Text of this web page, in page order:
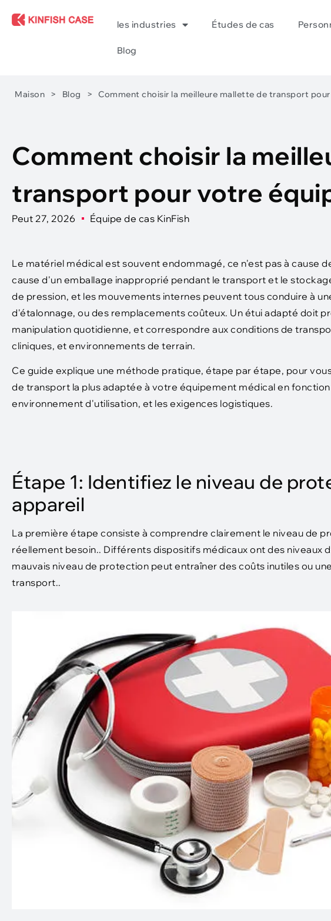
les industries Études de cas
Blog
Maison > Blog > Comment choisir la meilleure mallette de transport
Comment choisir la
transport pour votre
Peut 27, 2026 Équipe de cas KinFish
Le matériel médical est souvent endommagé, ce n'est pas à cause
cause d'un emballage inapproprié pendant le transport et le
de pression, et les mouvements internes peuvent tous conduire à
d'étalonnage, ou des remplacements coûteux. Un étui adapté doit
manipulation quotidienne, et correspondre aux conditions de
cliniques, et environnements de terrain.
Ce guide explique une méthode pratique, étape par étape, pour
de transport la plus adaptée à votre équipement médical en
environnement d'utilisation, et les exigences logistiques.
Étape 1: Identifiez le niveau de
appareil
La première étape consiste à comprendre clairement le niveau de
réellement besoin.. Différents dispositifs médicaux ont des niveaux
mauvais niveau de protection peut entraîner des coûts inutiles ou
transport..